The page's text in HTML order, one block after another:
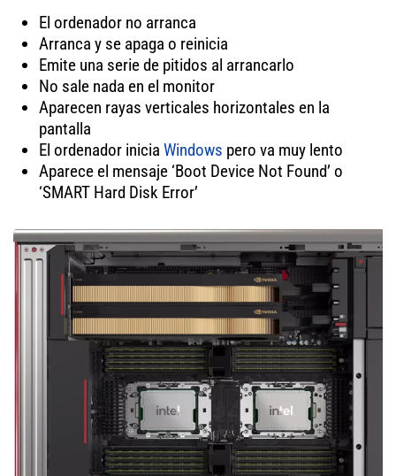
El ordenador no arranca
Arranca y se apaga o reinicia
Emite una serie de pitidos al arrancarlo
No sale nada en el monitor
Aparecen rayas verticales horizontales en la
pantalla
El ordenador inicia Windows pero va muy lento
Aparece el mensaje ‘Boot Device Not Found’ o
‘SMART Hard Disk Error’